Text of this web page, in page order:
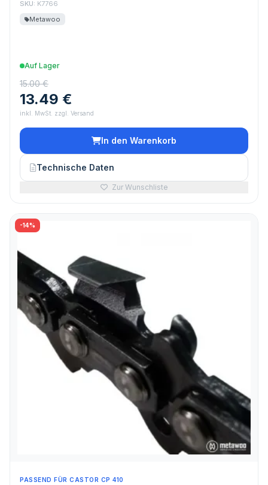
SKU: K7766
Metawoo
Auf Lager
15.00 €
13.49 €
inkl. MwSt. zzgl. Versand
In den Warenkorb
Technische Daten
Zur Wunschliste
-14%
PASSEND FÜR CASTOR CP 410